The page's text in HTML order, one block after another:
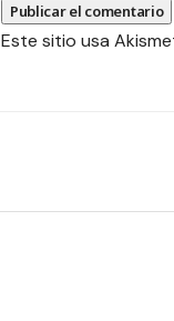
Este sitio usa